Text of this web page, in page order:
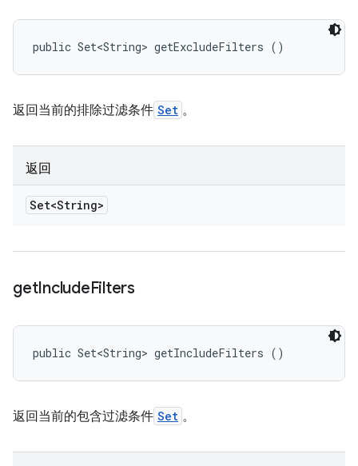
public Set<String> getExcludeFilters ()
返回当前的排除过滤条件 Set 。
返回
Set<String>
getIncludeFilters
public Set<String> getIncludeFilters ()
返回当前的包含过滤条件 Set 。